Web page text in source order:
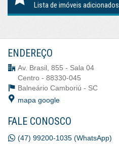
Lista de imóveis adicionados
ENDEREÇO
Av. Brasil, 855 - Sala 04
Centro - 88330-045
Balneário Camboriú - SC
mapa google
FALE CONOSCO
(47) 99200-1035 (WhatsApp)